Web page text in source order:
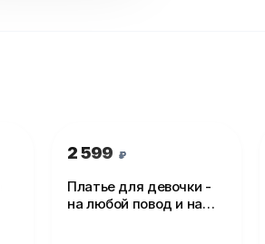
2 599 ₽
Платье для девочки -
на любой повод и на